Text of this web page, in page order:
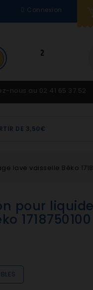
Connexion
nous au 02 41 65 37 52
DE 3,50€
lave vaisselle Béko
pour
1718750100